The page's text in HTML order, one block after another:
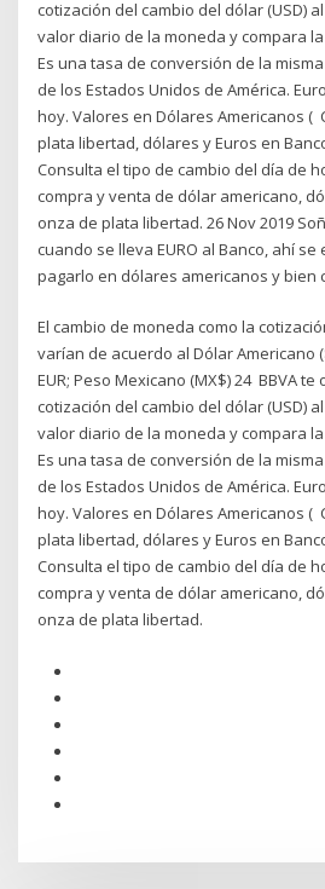
cotización del cambio del dólar (USD)
valor diario de la moneda y compara
Es una tasa de conversión de la
de los Estados Unidos de América.
hoy. Valores en Dólares Americanos (
plata libertad, dólares y Euros en
Consulta el tipo de cambio del día de
compra y venta de dólar americano,
onza de plata libertad. 26 Nov 2019
cuando se lleva EURO al Banco, ahí
pagarlo en dólares americanos y bien
El cambio de moneda como la
varían de acuerdo al Dólar Americano
EUR; Peso Mexicano (MX$) 24 BBVA
cotización del cambio del dólar (USD)
valor diario de la moneda y compara
Es una tasa de conversión de la
de los Estados Unidos de América.
hoy. Valores en Dólares Americanos (
plata libertad, dólares y Euros en
Consulta el tipo de cambio del día de
compra y venta de dólar americano,
onza de plata libertad.